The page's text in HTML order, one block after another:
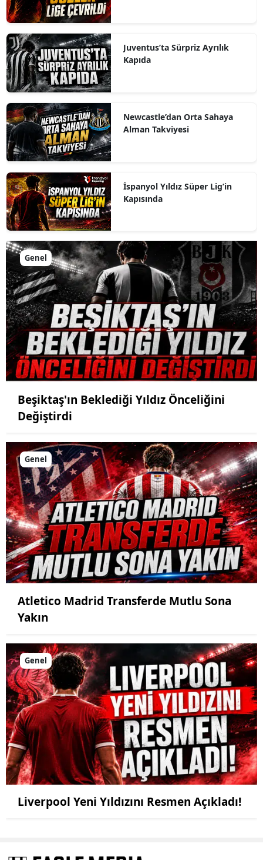
Juventus’ta Sürpriz Ayrılık
Kapıda
Newcastle’dan Orta Sahaya
Alman Takviyesi
İspanyol Yıldız Süper Lig’in
Kapısında
Genel
Beşiktaş'ın Beklediği Yıldız Önceliğini
Değiştirdi
Genel
Atletico Madrid Transferde Mutlu Sona
Yakın
Genel
Liverpool Yeni Yıldızını Resmen Açıkladı!